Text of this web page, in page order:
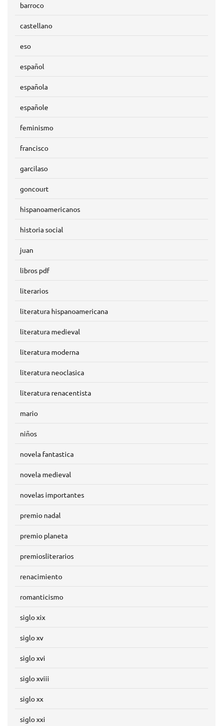
barroco
castellano
eso
español
española
españole
feminismo
francisco
garcilaso
goncourt
hispanoamericanos
historia social
juan
libros pdf
literarios
literatura hispanoamericana
literatura medieval
literatura moderna
literatura neoclasica
literatura renacentista
mario
niños
novela fantastica
novela medieval
novelas importantes
premio nadal
premio planeta
premiosliterarios
renacimiento
romanticismo
siglo xix
siglo xv
siglo xvi
siglo xviii
siglo xx
siglo xxi